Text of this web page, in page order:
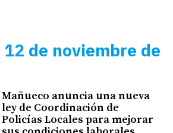
12 de noviembre de
Mañueco anuncia una nueva
ley de Coordinación de
Policías Locales para mejorar